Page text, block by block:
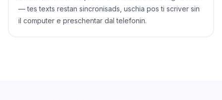
— tes texts restan sincronisads, uschia pos ti scriver sin
il computer e preschentar dal telefonin.